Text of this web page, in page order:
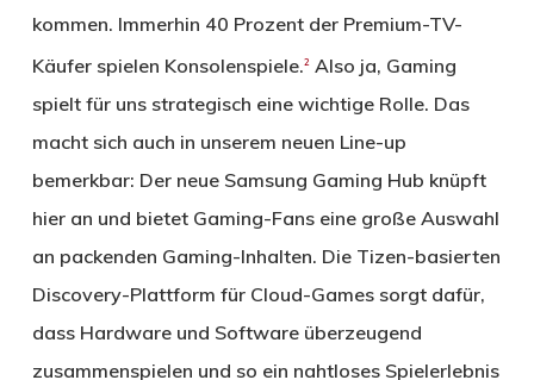
kommen. Immerhin 40 Prozent der Premium-TV-
Käufer spielen Konsolenspiele.2Also ja, Gaming
spielt für uns strategisch eine wichtige Rolle. Das
macht sich auch in unserem neuen Line-up
bemerkbar: Der neue Samsung Gaming Hub knüpft
hier an und bietet Gaming-Fans eine große Auswahl
an packenden Gaming-Inhalten. Die Tizen-basierten
Discovery-Plattform für Cloud-Games sorgt dafür,
dass Hardware und Software überzeugend
zusammenspielen und so ein nahtloses Spielerlebnis